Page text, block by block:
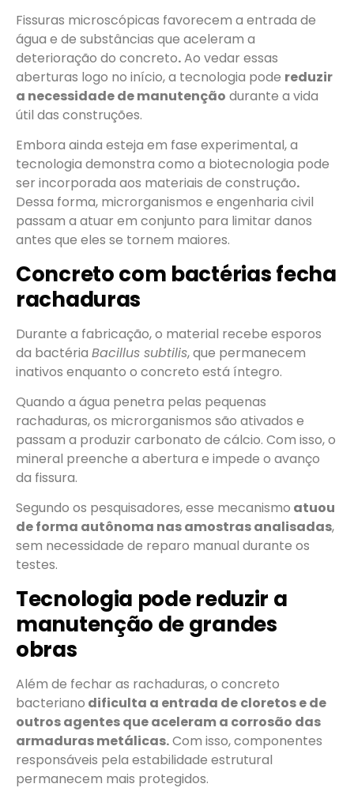
Fissuras microscópicas favorecem a entrada de
água e de substâncias que aceleram a
deterioração do concreto.Ao vedar essas
aberturas logo no início, a tecnologia pode reduzir
a necessidade de manutenção durante a vida
útil das construções.
Embora ainda esteja em fase experimental, a
tecnologia demonstra como a biotecnologia pode
ser incorporada aos materiais de construção.
Dessa forma, microrganismos e engenharia civil
passam a atuar em conjunto para limitar danos
antes que eles se tornem maiores.
Concreto com bactérias fecha
rachaduras
Durante a fabricação, o material recebe esporos
da bactéria Bacillus subtilis, que permanecem
inativos enquanto o concreto está íntegro.
Quando a água penetra pelas pequenas
rachaduras, os microrganismos são ativados e
passam a produzir carbonato de cálcio. Com isso, o
mineral preenche a abertura e impede o avanço
da fissura.
Segundo os pesquisadores, esse mecanismo atuou
de forma autônoma nas amostras analisadas,
sem necessidade de reparo manual durante os
testes.
Tecnologia pode reduzir a
manutenção de grandes
obras
Além de fechar as rachaduras, o concreto
bacteriano dificulta a entrada de cloretos e de
outros agentes que aceleram a corrosão das
armaduras metálicas.Com isso, componentes
responsáveis pela estabilidade estrutural
permanecem mais protegidos.